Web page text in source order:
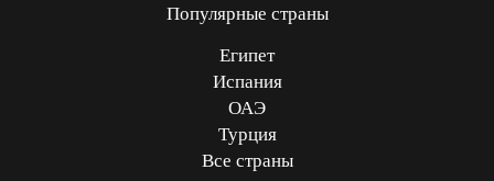
Популярные страны
Египет
Испания
ОАЭ
Турция
Все страны